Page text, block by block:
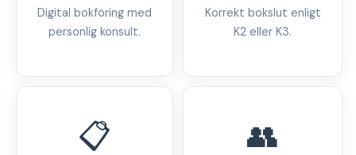
Digital bokföring med
personlig konsult.
Korrekt bokslut enligt
K2 eller K3.
📋 👥